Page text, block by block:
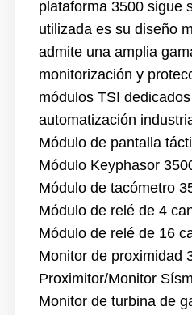
plataforma 3500 sigue
utilizada es su diseño
admite una amplia
monitorización y
módulos TSI
automatización
Módulo de pantalla
Módulo Keyphasor
Módulo de tacómetro
Módulo de relé de 4
Módulo de relé de 16
Monitor de proximidad
Proximitor/Monitor
Monitor de turbina de